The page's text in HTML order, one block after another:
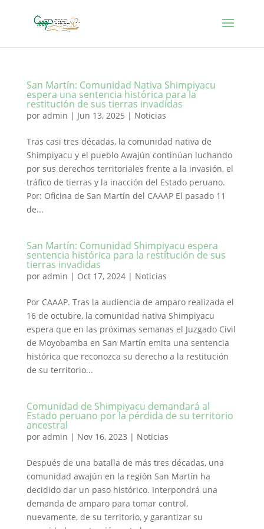
San Martín: Comunidad Nativa Shimpiyacu
espera una sentencia histórica para la
restitución de sus tierras invadidas
por admin | Jun 13, 2025 | Noticias
Tras casi tres décadas, la comunidad nativa de
Shimpiyacu y el pueblo Awajún continúan luchando
por sus derechos territoriales frente a la invasión, el
tráfico de tierras y la inacción del Estado peruano.
Por: Oficina de San Martín del CAAAP El pasado 11
de...
San Martín: Comunidad Shimpiyacu espera
sentencia histórica para la restitución de sus
tierras invadidas
por admin | Oct 17, 2024| Noticias
Por CAAAP. Tras la audiencia de amparo realizada el
16 de octubre, la comunidad nativa Shimpiyacu
espera que en las próximas semanas el Juzgado Civil
de Moyobamba en San Martín emita una sentencia
histórica que reconozca su derecho a la restitución
de su territorio...
Comunidad de Shimpiyacu demandará al
Estado peruano por la pérdida de su territorio
ancestral
por admin | Nov 16, 2023 | Noticias
Después de una batalla de más tres décadas, una
comunidad awajún en la región San Martín ha
decidido dar un paso histórico. Interpondrá una
demanda de amparo para tomar control,
nuevamente, de su territorio, y garantizar su